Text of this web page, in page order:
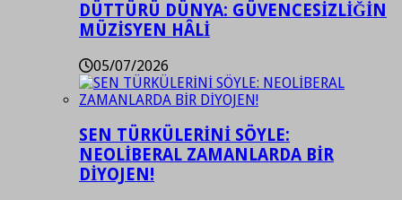
DÜTTÜRÜ DÜNYA: GÜVENCESİZLİĞİN
MÜZİSYEN HÂLİ
05/07/2026
SEN TÜRKÜLERİNİ SÖYLE:
NEOLİBERAL ZAMANLARDA BİR
DİYOJEN!